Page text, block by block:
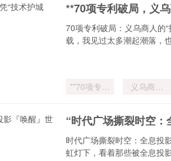
**70项专利破局，义
70项专利破局：义乌商人的
载，我见过太多潮起潮落，
**70项专利
义乌商人
政府千万订
单**
“时代广场撕裂时空
时代广场撕裂时空：全息投
虹灯下，看着那些被全息投